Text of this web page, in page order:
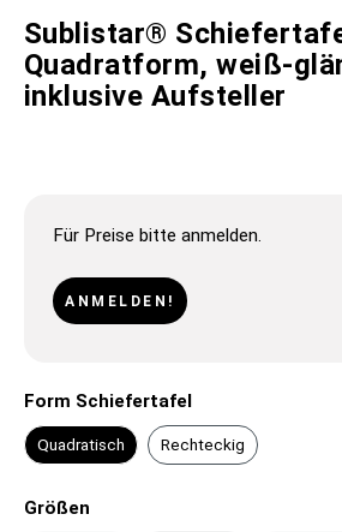
Sublistar®
Quadratform, weiß-
inklusive Aufsteller
Für Preise bitte anmelden.
ANMELDEN!
Form Schiefertafel
Quadratisch Rechteckig
Größen